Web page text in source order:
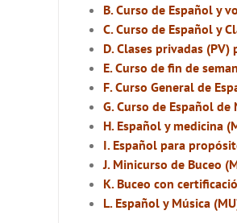
B. Curso de Español y
C. Curso de Español y
D. Clases privadas
E. Curso de fin de
F. Curso General de
G. Curso de Español de
H. Español y medicina
I. Español para
J. Minicurso de Buceo
K. Buceo con
L. Español y Música